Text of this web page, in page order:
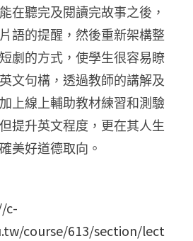
在聽完及閱讀完故事之後，
語的提醒，然後重新架構整
劇的方式，使學生很容易瞭
文句構，透過教師的講解及
上線上輔助教材練習和測驗
提升英文程度，更在其人生
美好道德取向。
c-
course/613/section/lect